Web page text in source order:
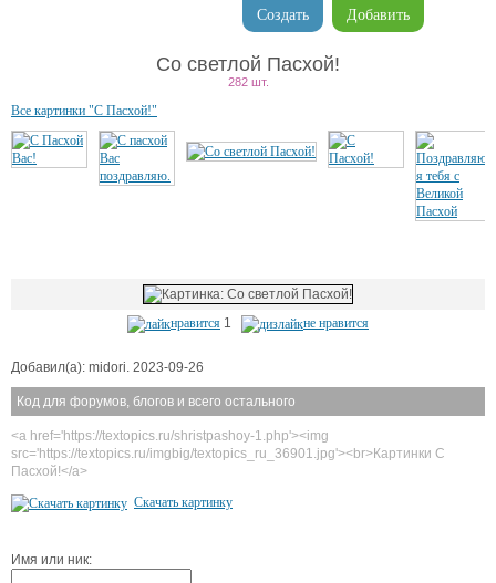
Добавить
Создать
Со светлой Пасхой!
282 шт.
Все картинки "С Пасхой!"
нравится 1 не нравится
Добавил(а): midori. 2023-09-26
Код для форумов, блогов и всего остального
<a href='https://textopics.ru/shristpashoy-1.php'><img
src='https://textopics.ru/imgbig/textopics_ru_36901.jpg'><br>Картинки С
Пасхой!</a>
Скачать картинку
Имя или ник: